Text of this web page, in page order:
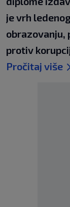
je vrh
obrazovanju,
protiv
Pročitaj više